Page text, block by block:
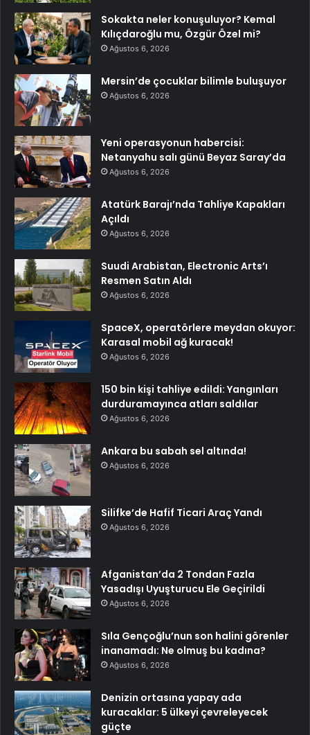
Sokakta neler konuşuluyor? Kemal
Kılıçdaroğlu mu, Özgür Özel mi?
Ağustos 6, 2026
Mersin’de çocuklar bilimle buluşuyor
Ağustos 6, 2026
Yeni operasyonun habercisi:
Netanyahu salı günü Beyaz Saray’da
Ağustos 6, 2026
Atatürk Barajı’nda Tahliye Kapakları
Açıldı
Ağustos 6, 2026
Suudi Arabistan, Electronic Arts’ı
Resmen Satın Aldı
Ağustos 6, 2026
SpaceX, operatörlere meydan okuyor:
Karasal mobil ağ kuracak!
Ağustos 6, 2026
150 bin kişi tahliye edildi: Yangınları
durduramayınca atları saldılar
Ağustos 6, 2026
Ankara bu sabah sel altında!
Ağustos 6, 2026
Silifke’de Hafif Ticari Araç Yandı
Ağustos 6, 2026
Afganistan’da 2 Tondan Fazla
Yasadışı Uyuşturucu Ele Geçirildi
Ağustos 6, 2026
Sıla Gençoğlu’nun son halini görenler
inanamadı: Ne olmuş bu kadına?
Ağustos 6, 2026
Denizin ortasına yapay ada
kuracaklar: 5 ülkeyi çevreleyecek
güçte